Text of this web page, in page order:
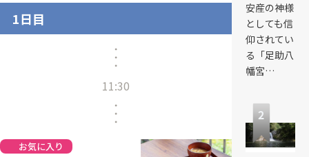
1日目
11:30
お気に入り
安産の神様
としても信
仰されてい
る「足助八
幡宮…